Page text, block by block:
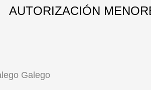
AUTORIZACIÓN
2025
Galego